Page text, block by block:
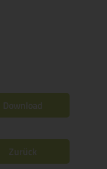
Download
Zurück